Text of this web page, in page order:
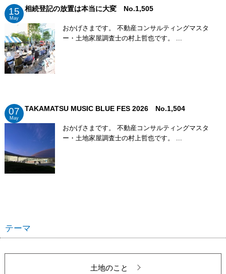
15
May
相続登記の放置は本当に大変 No.1,505
おかげさまです。 不動産コンサルティングマスタ
ー・土地家屋調査士の村上哲也です。 ...
07
May
TAKAMATSU MUSIC BLUE FES 2026 No.1,504
おかげさまです。 不動産コンサルティングマスタ
ー・土地家屋調査士の村上哲也です。 ...
テーマ
土地のこと